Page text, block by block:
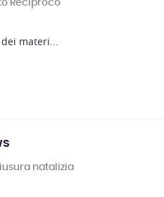
Reciproco
dei materi...
natalizia